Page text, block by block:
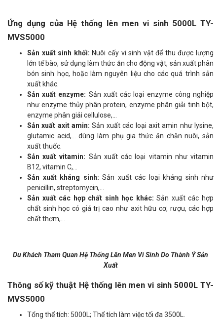
Ứng dụng của Hệ thống lên men vi sinh 5000L TY-
MVS5000
Sản xuất sinh khối: Nuôi cấy vi sinh vật để thu được lượng
lớn tế bào, sử dụng làm thức ăn cho động vật, sản xuất phân
bón sinh học, hoặc làm nguyên liệu cho các quá trình sản
xuất khác.
Sản xuất enzyme: Sản xuất các loại enzyme công nghiệp
như enzyme thủy phân protein, enzyme phân giải tinh bột,
enzyme phân giải cellulose,...
Sản xuất axit amin: Sản xuất các loại axit amin như lysine,
glutamic acid,... dùng làm phụ gia thức ăn chăn nuôi, sản
xuất thuốc.
Sản xuất vitamin: Sản xuất các loại vitamin như vitamin
B12, vitamin C,...
Sản xuất kháng sinh: Sản xuất các loại kháng sinh như
penicillin, streptomycin,...
Sản xuất các hợp chất sinh học khác: Sản xuất các hợp
chất sinh học có giá trị cao như axit hữu cơ, rượu, các hợp
chất thơm,...
Du Khách Tham Quan Hệ Thống Lên Men Vi Sinh Do Thành Ý Sản
Xuất
Thông số kỹ thuật Hệ thống lên men vi sinh 5000L TY-
MVS5000
Tổng thể tích: 5000L; Thể tích làm việc tối đa 3500L.